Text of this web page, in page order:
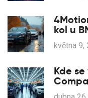
kol u
května 9,
Kde